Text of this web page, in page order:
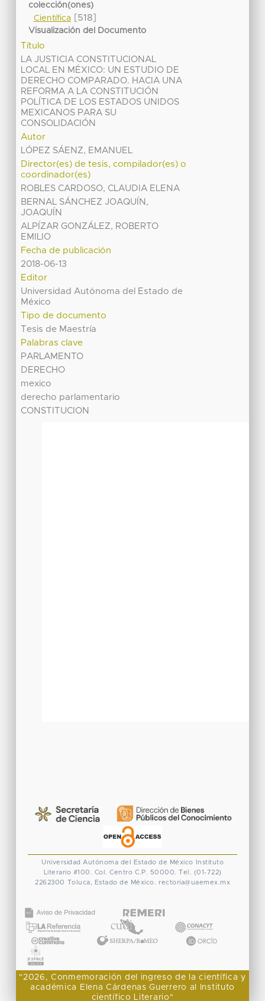
colección(ones)
Científica[518]
Visualización del Documento
Título
LA JUSTICIA CONSTITUCIONAL
LOCAL EN MÉXICO: UN ESTUDIO DE
DERECHO COMPARADO. HACIA UNA
REFORMA A LA CONSTITUCIÓN
POLÍTICA DE LOS ESTADOS UNIDOS
MEXICANOS PARA SU
CONSOLIDACIÓN
Autor
LÓPEZ SÁENZ, EMANUEL
Director(es) de tesis, compilador(es) o
coordinador(es)
ROBLES CARDOSO, CLAUDIA ELENA
BERNAL SÁNCHEZ JOAQUÍN,
JOAQUÍN
ALPÍZAR GONZÁLEZ, ROBERTO
EMILIO
Fecha de publicación
2018-06-13
Editor
Universidad Autónoma del Estado de
México
Tipo de documento
Tesis de Maestría
Palabras clave
PARLAMENTO
DERECHO
mexico
derecho parlamentario
CONSTITUCION
Universidad Autónoma del Estado de México
Instituto
Literario #100. Col. Centro C.P. 50000. Tel. (01-722)
2262300 Toluca, Estado de México. rectoria@uaemex.mx
"2026, Conmemoración del ingreso de la científica y
académica Elena Cárdenas Guerrero al Instituto
científico Literario"